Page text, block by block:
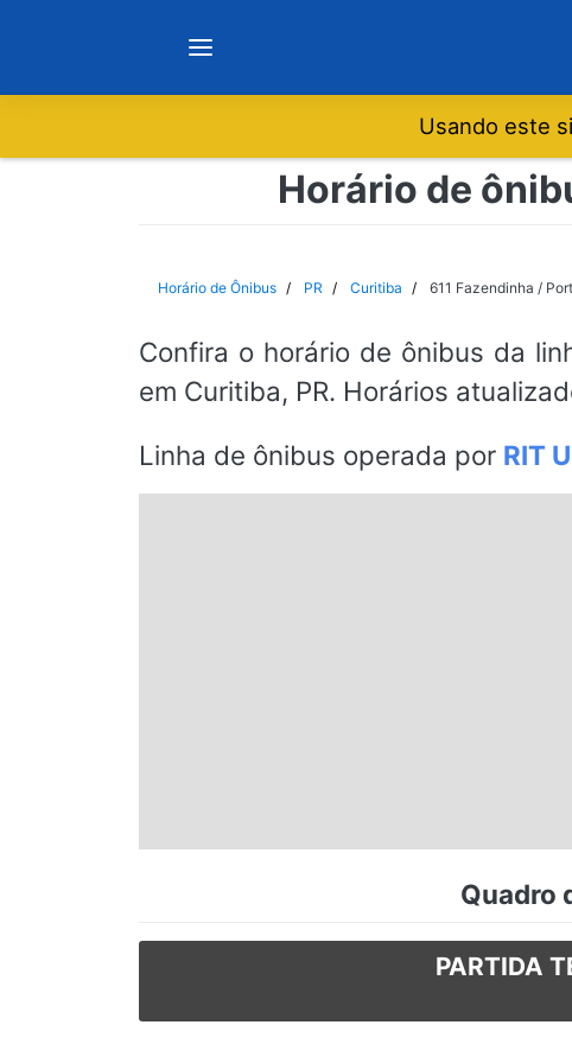
Notícias
São Paulo
Rio de Janeiro
Nordeste
Usando este
Horário de
Horário de Ônibus PR Curitiba 611 Fazendinha /
Confira o horário de ônibus da
em Curitiba, PR. Horários
Linha de ônibus operada por RIT
Quadro
PARTIDA